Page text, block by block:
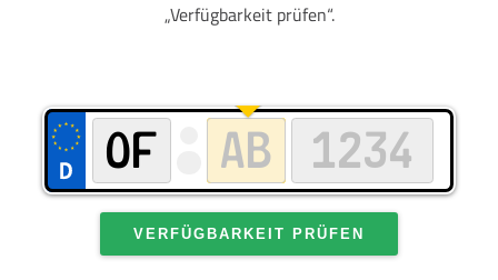
„Verfügbarkeit prüfen“.
VERFÜGBARKEIT PRÜFEN